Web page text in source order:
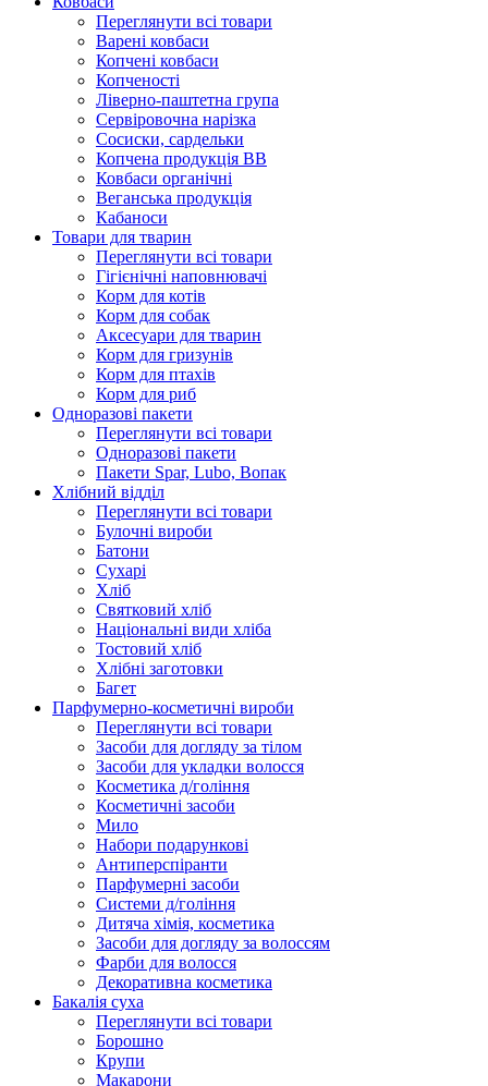
Переглянути всі товари
Варені ковбаси
Копчені ковбаси
Копченості
Ліверно-паштетна група
Сервіровочна нарізка
Сосиски, сардельки
Копчена продукція ВВ
Ковбаси органічні
Веганська продукція
Кабаноси
Товари для тварин
Переглянути всі товари
Гігієнічні наповнювачі
Корм для котів
Корм для собак
Аксесуари для тварин
Корм для гризунів
Корм для птахів
Корм для риб
Одноразові пакети
Переглянути всі товари
Одноразові пакети
Пакети Spar, Lubo, Вопак
Хлібний відділ
Переглянути всі товари
Булочні вироби
Батони
Сухарі
Хліб
Святковий хліб
Національні види хліба
Тостовий хліб
Хлібні заготовки
Багет
Парфумерно-косметичні вироби
Переглянути всі товари
Засоби для догляду за тілом
Засоби для укладки волосся
Косметика д/гоління
Косметичні засоби
Мило
Набори подарункові
Антиперспіранти
Парфумерні засоби
Системи д/гоління
Дитяча хімія, косметика
Засоби для догляду за волоссям
Фарби для волосся
Декоративна косметика
Бакалія суха
Переглянути всі товари
Борошно
Крупи
Макарони